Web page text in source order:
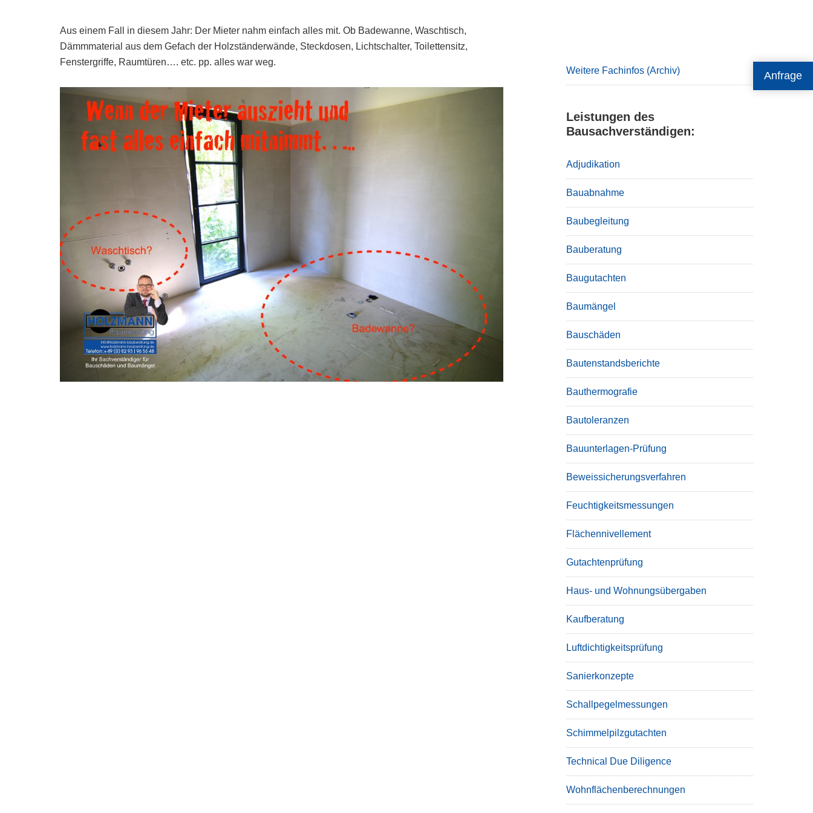
Anfrage
Aus einem Fall in diesem Jahr: Der Mieter nahm einfach alles mit. Ob Badewanne, Waschtisch,
Dämmmaterial aus dem Gefach der Holzständerwände, Steckdosen, Lichtschalter, Toilettensitz,
Fenstergriffe, Raumtüren…. etc. pp. alles war weg.
Weitere Fachinfos (Archiv)
Leistungen des
Bausachverständigen:
Adjudikation
Bauabnahme
Baubegleitung
Bauberatung
Baugutachten
Baumängel
Bauschäden
Bautenstandsberichte
Bauthermografie
Bautoleranzen
Bauunterlagen-Prüfung
Beweissicherungsverfahren
Feuchtigkeitsmessungen
Flächennivellement
Gutachtenprüfung
Haus- und Wohnungsübergaben
Kaufberatung
Luftdichtigkeitsprüfung
Sanierkonzepte
Schallpegelmessungen
Schimmelpilzgutachten
Technical Due Diligence
Wohnflächenberechnungen